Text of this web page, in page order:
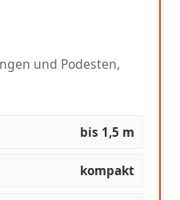
und Podesten,
bis 1,5 m
kompakt